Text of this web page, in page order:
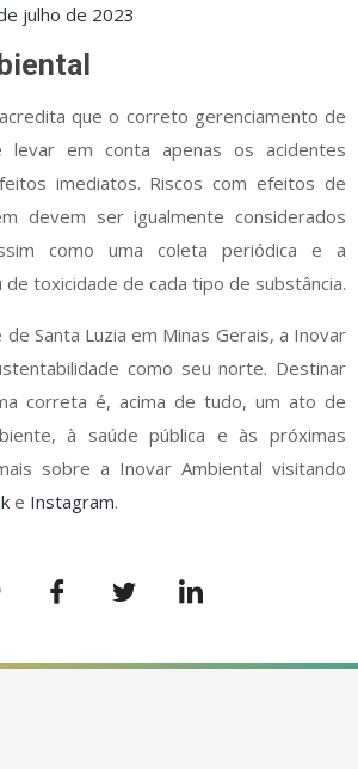
julho de 2023
que o correto gerenciamento de
levar em conta apenas os acidentes
imediatos. Riscos com efeitos de
devem ser igualmente considerados
como uma coleta periódica e a
toxicidade de cada tipo de substância.
de Santa Luzia em Minas Gerais, a Inovar
como seu norte. Destinar
correta é, acima de tudo, um ato de
à saúde pública e às próximas
sobre a Inovar Ambiental visitando
e Instagram.